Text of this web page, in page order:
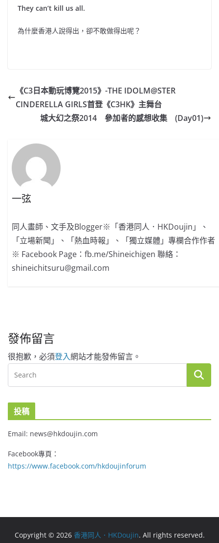
They can’t kill us all.
為什麼香港人說得出，卻不敢做得出呢？
《C3日本動玩博覽2015》-THE IDOLM@STER
CINDERELLA GIRLS首登《C3HK》主舞台
城大幻之祭2014 參加者的感想收集 (Day01)
一弦
同人畫師、文手及Blogger※「香港同人．HKDoujin」、
「立場新聞」、「熱血時報」、「獨立媒體」專欄合作作者
※ Facebook Page：fb.me/Shineichigen 聯絡：
shineichitsuru@gmail.com
發佈留言
很抱歉，必須登入網站才能發佈留言。
投稿
Email: news@hkdoujin.com
Facebook專頁：
https://www.facebook.com/hkdoujinforum
Copyright © 2026 香港同人．HKDoujin. All rights reserved.